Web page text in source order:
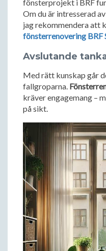
fönsterprojekt i BRF
Om du är intresserad
jag rekommendera att
fönsterrenovering BRF
Avslutande
Med rätt kunskap går
fallgroparna.
kräver engagemang –
på sikt.